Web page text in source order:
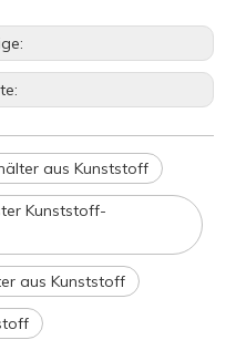
aus Kunststoff
Kunststoff-
aus Kunststoff